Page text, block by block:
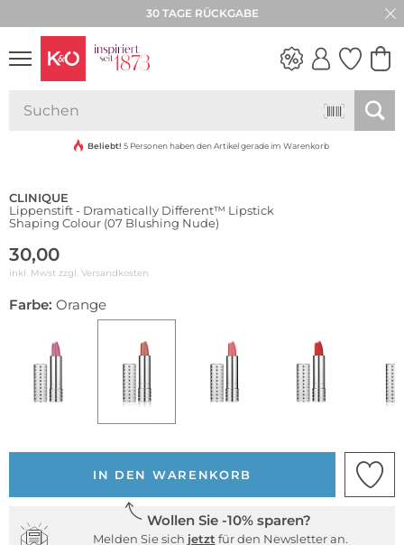
30 TAGE RÜCKGABE
VIBES
Beliebt! 5 Personen haben den Artikel gerade im Warenkorb
CLINIQUE
Lippenstift - Dramatically Different™ Lipstick
Shaping Colour (07 Blushing Nude)
30,00
inkl. Mwst zzgl. Versandkosten
Farbe: Orange
IN DEN WARENKORB
Wollen Sie -10% sparen?
Melden Sie sich jetzt für den Newsletter an.